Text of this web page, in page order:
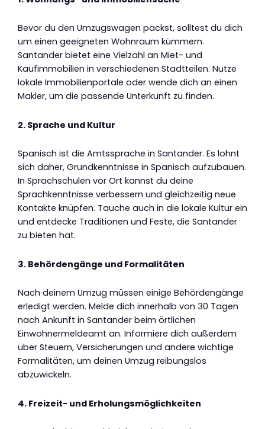
Bevor du den Umzugswagen packst, solltest du dich
um einen geeigneten Wohnraum kümmern.
Santander bietet eine Vielzahl an Miet- und
Kaufimmobilien in verschiedenen Stadtteilen. Nutze
lokale Immobilienportale oder wende dich an einen
Makler, um die passende Unterkunft zu finden.
2. Sprache und Kultur
Spanisch ist die Amtssprache in Santander. Es lohnt
sich daher, Grundkenntnisse in Spanisch aufzubauen.
In Sprachschulen vor Ort kannst du deine
Sprachkenntnisse verbessern und gleichzeitig neue
Kontakte knüpfen. Tauche auch in die lokale Kultur ein
und entdecke Traditionen und Feste, die Santander
zu bieten hat.
3. Behördengänge und Formalitäten
Nach deinem Umzug müssen einige Behördengänge
erledigt werden. Melde dich innerhalb von 30 Tagen
nach Ankunft in Santander beim örtlichen
Einwohnermeldeamt an. Informiere dich außerdem
über Steuern, Versicherungen und andere wichtige
Formalitäten, um deinen Umzug reibungslos
abzuwickeln.
4. Freizeit- und Erholungsmöglichkeiten